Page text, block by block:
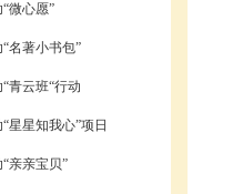
微心愿”
名著小书包”
青云班“行动
星星知我心”项日
亲亲宝贝”